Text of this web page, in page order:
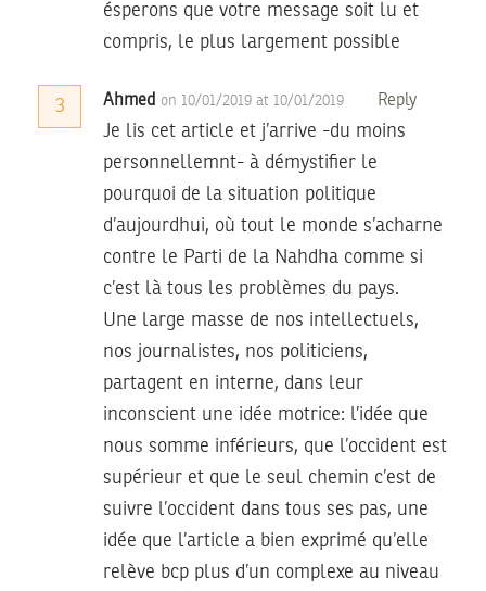
ésperons que votre message soit lu et
compris, le plus largement possible
3 Ahmed on 10/01/2019 at 10/01/2019 Reply
Je lis cet article et j’arrive -du moins
personnellemnt- à démystifier le
pourquoi de la situation politique
d’aujourdhui, où tout le monde s’acharne
contre le Parti de la Nahdha comme si
c’est là tous les problèmes du pays.
Une large masse de nos intellectuels,
nos journalistes, nos politiciens,
partagent en interne, dans leur
inconscient une idée motrice: l’idée que
nous somme inférieurs, que l’occident est
supérieur et que le seul chemin c’est de
suivre l’occident dans tous ses pas, une
idée que l’article a bien exprimé qu’elle
relève bcp plus d’un complexe au niveau